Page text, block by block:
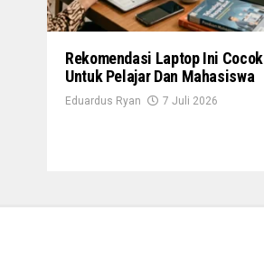
Rekomendasi Laptop Ini Cocok
Untuk Pelajar Dan Mahasiswa
Eduardus Ryan 7 Juli 2026